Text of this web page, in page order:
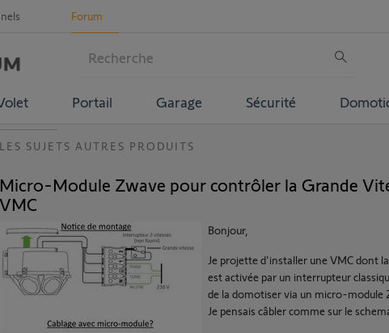
Forum
Portail Garage Sécurité
LES SUJETS AUTRES PRODUITS
Micro-Module Zwave pour contrôler la Grande
VMC
Bonjour,
Je projette d'installer une VMC dont
est activée par un interrupteur
de la domotiser via un micro-module
Je pensais câbler comme sur le